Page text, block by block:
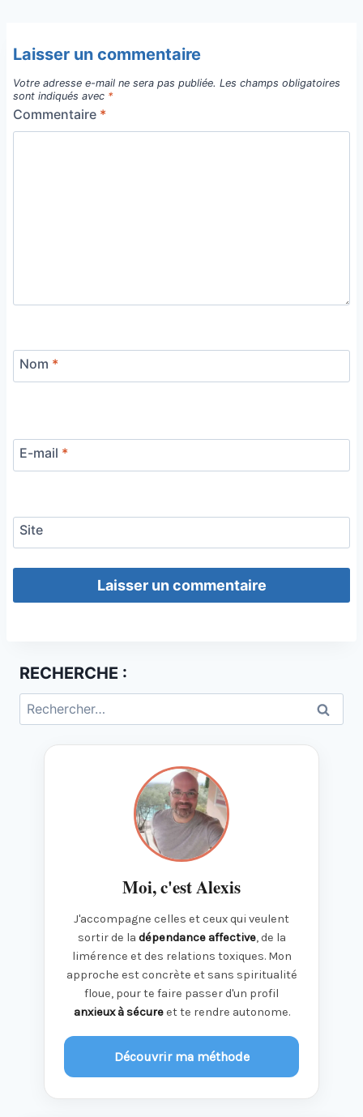
Laisser un commentaire
Votre adresse e-mail ne sera pas publiée. Les champs obligatoires
sont indiqués avec *
Commentaire *
Nom *
E-mail *
Site
RECHERCHE :
Rechercher :
Moi, c'est Alexis
J'accompagne celles et ceux qui veulent
sortir de la dépendance affective, de la
limérence et des relations toxiques. Mon
approche est concrète et sans spiritualité
floue, pour te faire passer d'un profil
anxieux à sécureet te rendre autonome.
Découvrir ma méthode